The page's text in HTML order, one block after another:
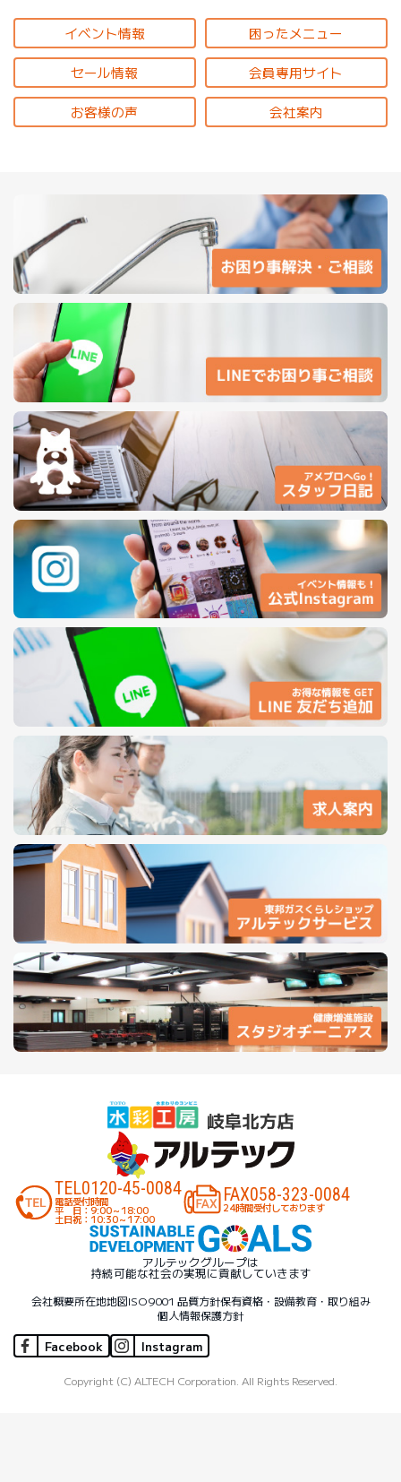
イベント情報 困ったメニュー
セール情報 会員専用サイト
お客様の声 会社案内
TEL0120-45-0084
電話受付時間
平 日：9:00～18:00
土日祝：10:30～17:00
FAX058-323-0084
24時間受付しております
アルテックグループは
持続可能な社会の実現に貢献していきます
会社概要所在地地図ISO9001 品質方針保有資格・設備教育・取り組み
個人情報保護方針
Facebook Instagram
Copyright (C) ALTECH Corporation. All Rights Reserved.